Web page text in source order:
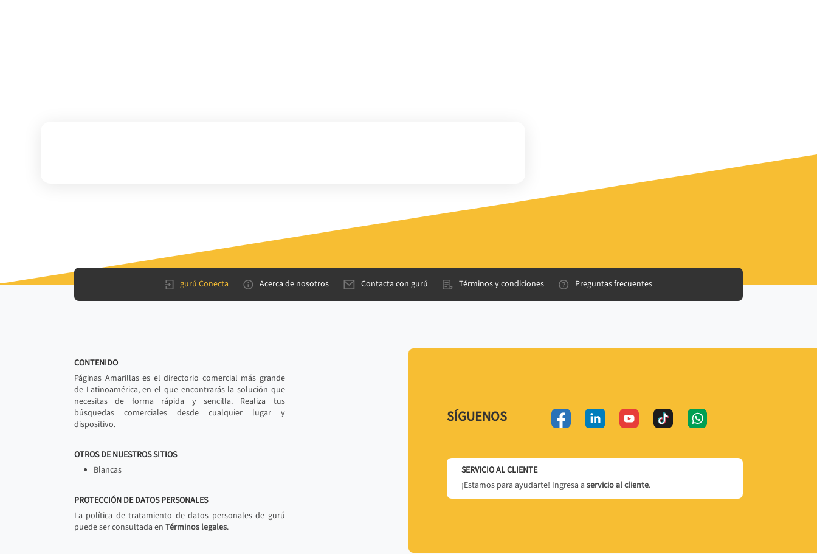
gurú Conecta Acerca de nosotros Contacta con gurú Términos y condiciones Preguntas frecuentes
CONTENIDO
Páginas Amarillas es el directorio comercial más grande
de Latinoamérica, en el que encontrarás la solución que
necesitas de forma rápida y sencilla. Realiza tus
búsquedas comerciales desde cualquier lugar y
dispositivo.
OTROS DE NUESTROS SITIOS
Blancas
PROTECCIÓN DE DATOS PERSONALES
La política de tratamiento de datos personales de gurú
puede ser consultada en Términos legales.
SÍGUENOS
SERVICIO AL CLIENTE
¡Estamos para ayudarte! Ingresa a servicio al cliente.